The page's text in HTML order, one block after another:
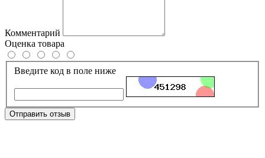
Комментарий
Оценка товара
Введите код в поле ниже
Отправить отзыв